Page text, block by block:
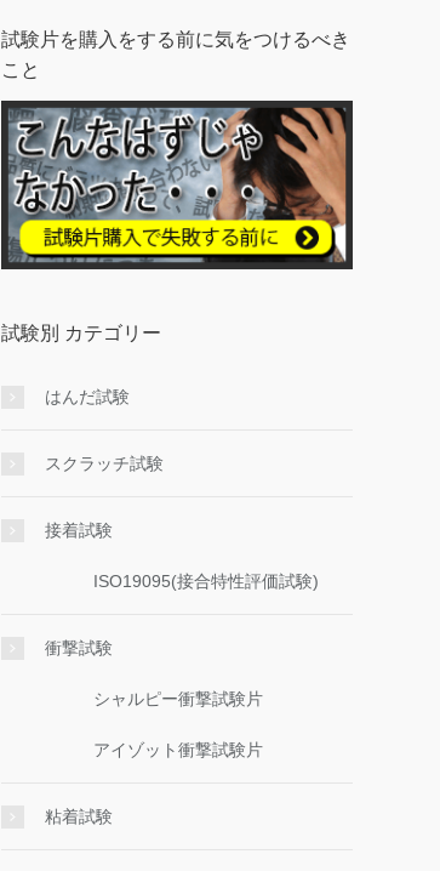
試験片を購入をする前に気をつけるべき
こと
試験別 カテゴリー
はんだ試験
スクラッチ試験
接着試験
ISO19095(接合特性評価試験)
衝撃試験
シャルピー衝撃試験片
アイゾット衝撃試験片
粘着試験